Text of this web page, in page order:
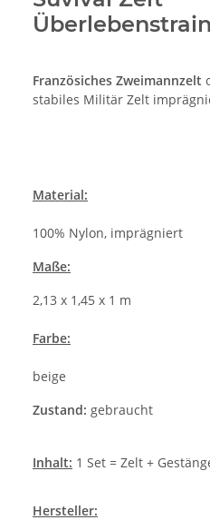
Französiches Zweimannzelt
stabiles Militär Zelt
Material:
100% Nylon, imprägniert
Maße:
2,13 x 1,45 x 1 m
Farbe:
beige
Zustand: gebraucht
Inhalt: 1 Set = Zelt +
Hersteller: